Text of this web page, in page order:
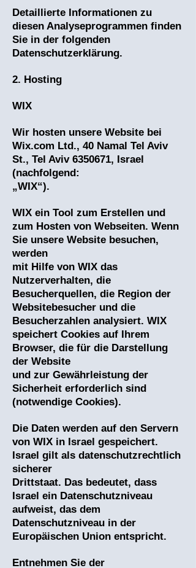
Detaillierte Informationen zu
diesen Analyseprogrammen finden
Sie in der folgenden
Datenschutzerklärung.
2. Hosting
WIX
Wir hosten unsere Website bei
Wix.com Ltd., 40 Namal Tel Aviv
St., Tel Aviv 6350671, Israel
(nachfolgend:
„WIX“).
WIX ein Tool zum Erstellen und
zum Hosten von Webseiten. Wenn
Sie unsere Website besuchen,
werden
mit Hilfe von WIX das
Nutzerverhalten, die
Besucherquellen, die Region der
Websitebesucher und die
Besucherzahlen analysiert. WIX
speichert Cookies auf Ihrem
Browser, die für die Darstellung
der Website
und zur Gewährleistung der
Sicherheit erforderlich sind
(notwendige Cookies).
Die Daten werden auf den Servern
von WIX in Israel gespeichert.
Israel gilt als datenschutzrechtlich
sicherer
Drittstaat. Das bedeutet, dass
Israel ein Datenschutzniveau
aufweist, das dem
Datenschutzniveau in der
Europäischen Union entspricht.
Entnehmen Sie der